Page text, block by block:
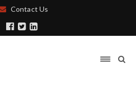
Contact Us